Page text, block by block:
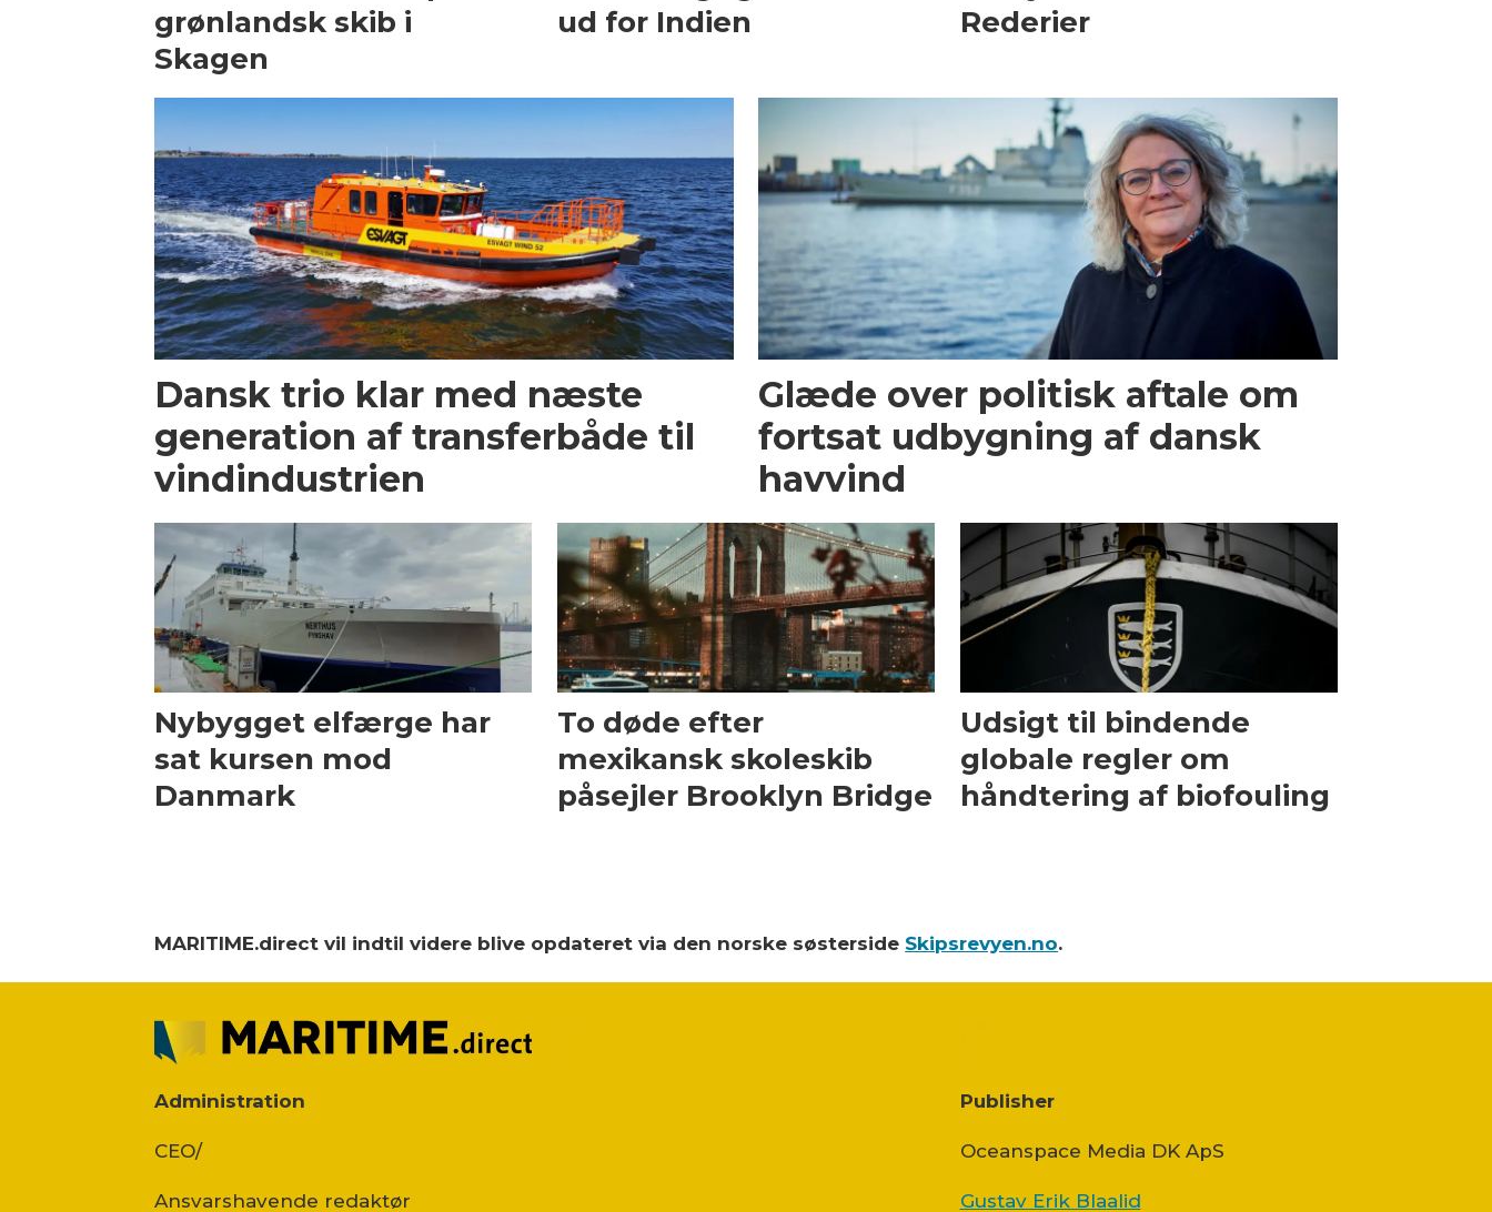
grønlandsk skib i
Skagen
ud for Indien
Rederier
Dansk trio klar med næste
generation af transferbåde til
vindindustrien
Glæde over politisk aftale om
fortsat udbygning af dansk
havvind
Nybygget elfærge har
sat kursen mod
Danmark
To døde efter
mexikansk skoleskib
påsejler Brooklyn Bridge
Udsigt til bindende
globale regler om
håndtering af biofouling
MARITIME.direct vil indtil videre blive opdateret via den norske søsterside Skipsrevyen.no.
Administration
CEO/
Ansvars­havende redaktør
Publisher
Oceanspace Media DK ApS
Gustav Erik Blaalid